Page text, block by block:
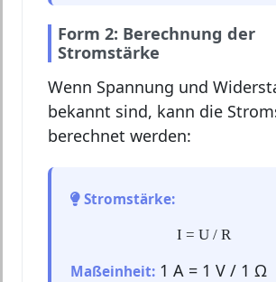
Form 2: Berechnung der
Stromstärke
Wenn Spannung und
bekannt sind, kann die
berechnet werden:
Stromstärke:
I = U / R
Maßeinheit: 1 A = 1 V / 1 Ω